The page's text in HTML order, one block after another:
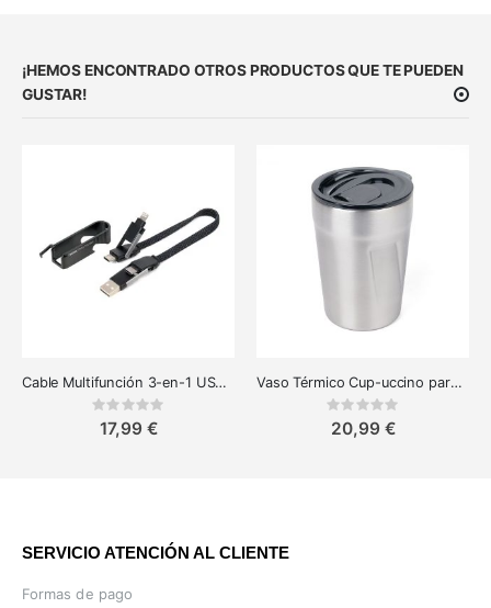
¡HEMOS ENCONTRADO OTROS PRODUCTOS QUE TE PUEDEN
GUSTAR!
Cable Multifunción 3-en-1 USB/USB-C a Lightning - Negro
Rating:
17,99 €
Vaso Térmico Cup-uccino para Cappuccino y Latte Macchiato
Rating:
20,99 €
SERVICIO ATENCIÓN AL CLIENTE
Formas de pago